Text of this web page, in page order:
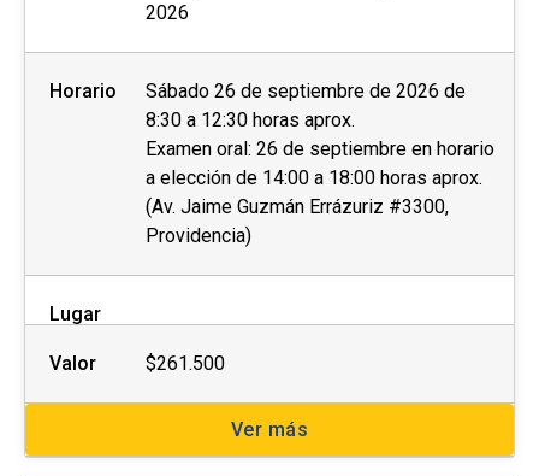
2026
Horario
Sábado 26 de septiembre de 2026 de
8:30 a 12:30 horas aprox.
Examen oral: 26 de septiembre en horario
a elección de 14:00 a 18:00 horas aprox.
(Av. Jaime Guzmán Errázuriz #3300,
Providencia)
Lugar
Valor $261.500
Ver más